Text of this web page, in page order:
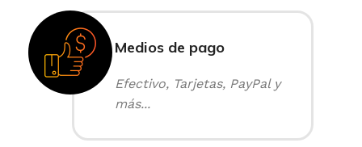
Medios de pago
Efectivo, Tarjetas, PayPal y
más...